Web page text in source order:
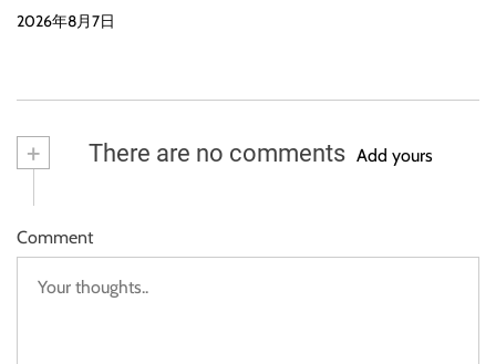
2026年8月7日
+ There are no comments Add yours
Comment